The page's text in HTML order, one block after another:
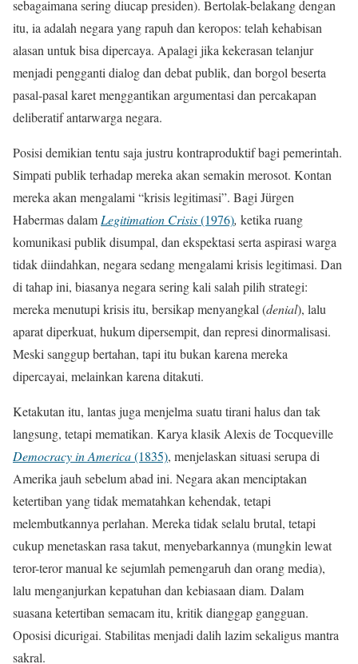
sebagaimana sering diucap presiden). Bertolak-belakang dengan
itu, ia adalah negara yang rapuh dan keropos: telah kehabisan
alasan untuk bisa dipercaya. Apalagi jika kekerasan telanjur
menjadi pengganti dialog dan debat publik, dan borgol beserta
pasal-pasal karet menggantikan argumentasi dan percakapan
deliberatif antarwarga negara.
Posisi demikian tentu saja justru kontraproduktif bagi pemerintah.
Simpati publik terhadap mereka akan semakin merosot. Kontan
mereka akan mengalami “krisis legitimasi”. Bagi Jürgen
Habermas dalam Legitimation Crisis(1976), ketika ruang
komunikasi publik disumpal, dan ekspektasi serta aspirasi warga
tidak diindahkan, negara sedang mengalami krisis legitimasi. Dan
di tahap ini, biasanya negara sering kali salah pilih strategi:
mereka menutupi krisis itu, bersikap menyangkal (denial), lalu
aparat diperkuat, hukum dipersempit, dan represi dinormalisasi.
Meski sanggup bertahan, tapi itu bukan karena mereka
dipercayai, melainkan karena ditakuti.
Ketakutan itu, lantas juga menjelma suatu tirani halus dan tak
langsung, tetapi mematikan. Karya klasik Alexis de Tocqueville
Democracy in America(1835), menjelaskan situasi serupa di
Amerika jauh sebelum abad ini. Negara akan menciptakan
ketertiban yang tidak mematahkan kehendak, tetapi
melembutkannya perlahan. Mereka tidak selalu brutal, tetapi
cukup menetaskan rasa takut, menyebarkannya (mungkin lewat
teror-teror manual ke sejumlah pemengaruh dan orang media),
lalu menganjurkan kepatuhan dan kebiasaan diam. Dalam
suasana ketertiban semacam itu, kritik dianggap gangguan.
Oposisi dicurigai. Stabilitas menjadi dalih lazim sekaligus mantra
sakral.